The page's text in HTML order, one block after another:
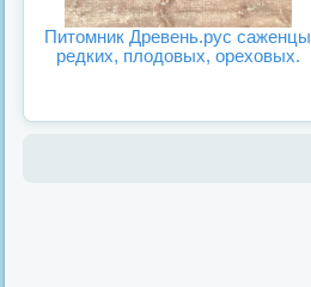
Питомник Древень.рус саженцы
редких, плодовых, ореховых.